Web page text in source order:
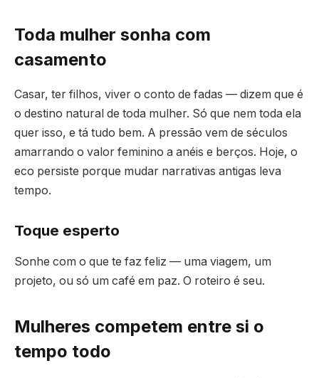
Toda mulher sonha com
casamento
Casar, ter filhos, viver o conto de fadas — dizem que é
o destino natural de toda mulher. Só que nem toda ela
quer isso, e tá tudo bem. A pressão vem de séculos
amarrando o valor feminino a anéis e berços. Hoje, o
eco persiste porque mudar narrativas antigas leva
tempo.
Toque esperto
Sonhe com o que te faz feliz — uma viagem, um
projeto, ou só um café em paz. O roteiro é seu.
Mulheres competem entre si o
tempo todo